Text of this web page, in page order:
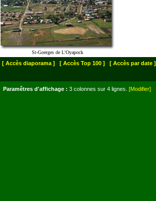
St-Goerges de L'Oyapock
[ Accès diaporama ] [ Accès Top 100 ] [ Accès par date ]
Paramêtres d'affichage : 3 colonnes sur 4 lignes. [Modifier]